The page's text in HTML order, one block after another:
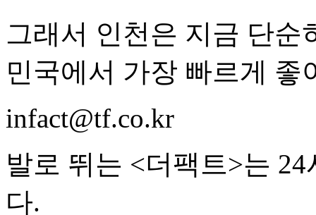
그래서 인천은 지금 단순
민국에서 가장 빠르게
infact@tf.co.kr
발로 뛰는 <더팩트>는
다.